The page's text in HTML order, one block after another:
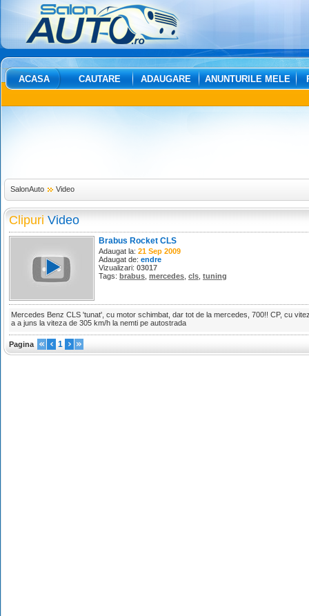
ACASA CAUTARE ADAUGARE ANUNTURILE MELE
SalonAuto Video
Clipuri Video
Brabus Rocket CLS
Adaugat la: 21 Sep 2009
Adaugat de: endre
Vizualizari: 03017
Tags: brabus mercedes cls tuning
Mercedes Benz CLS 'tunat', cu motor schimbat, dar tot de la mercedes, 700!! CP, cu
a a juns la viteza de 305 km/h la nemti pe autostrada
Pagina 1